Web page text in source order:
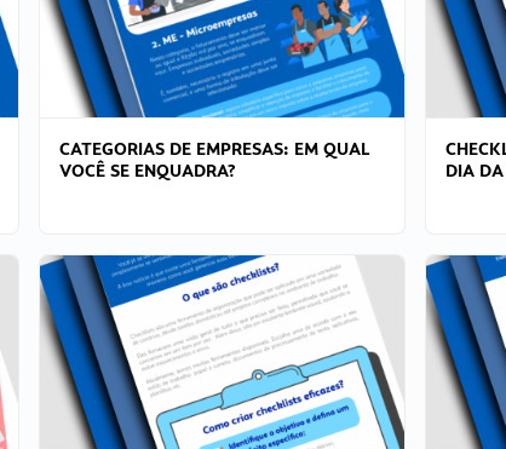
CATEGORIAS DE EMPRESAS: EM QUAL
VOCÊ SE ENQUADRA?
DIA